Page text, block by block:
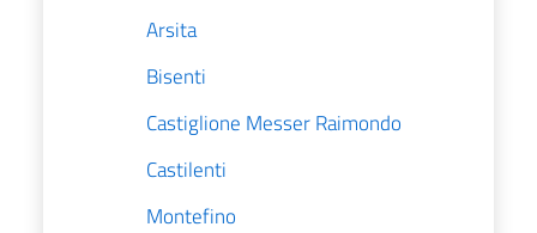
Arsita
Bisenti
Castiglione Messer Raimondo
Castilenti
Montefino